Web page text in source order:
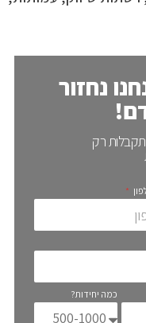
נחזור
רק
כמה יחידות?